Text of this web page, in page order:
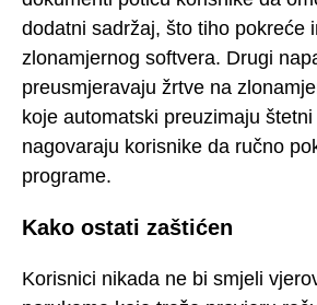
dodatni sadržaj, što tiho pokreće
zlonamjernog softvera. Drugi
preusmjeravaju žrtve na
koje automatski preuzimaju
nagovaraju korisnike da ručno
programe.
Kako ostati zaštićen
Korisnici nikada ne bi smjeli